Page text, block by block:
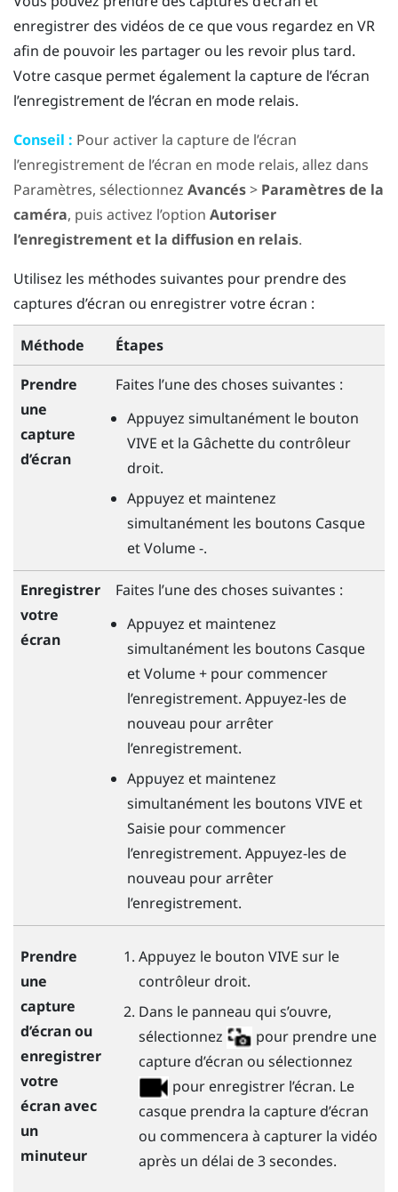
enregistrer des vidéos de ce que vous regardez en VR
afin de pouvoir les partager ou les revoir plus tard.
Votre casque permet également la capture de l’écran
l’enregistrement de l’écran en mode relais.
Conseil : Pour activer la capture de l’écran
l’enregistrement de l’écran en mode relais, allez dans
Paramètres, sélectionnez Avancés> Paramètres de la
caméra, puis activez l’option Autoriser
l’enregistrement et la diffusion en relais.
Utilisez les méthodes suivantes pour prendre des
captures d’écran ou enregistrer votre écran :
Méthode Étapes
Prendre
une
capture
d’écran
Faites l’une des choses suivantes :
Appuyez simultanément le bouton
VIVE et la Gâchettedu contrôleur
droit.
Appuyez et maintenez
simultanément les boutons Casque
etVolume -.
Enregistrer
votre
écran
Faites l’une des choses suivantes :
Appuyez et maintenez
simultanément les boutons Casque
etVolume +pour commencer
l’enregistrement. Appuyez-les de
nouveau pour arrêter
l’enregistrement.
Appuyez et maintenez
simultanément les boutons VIVE et
Saisiepour commencer
l’enregistrement. Appuyez-les de
nouveau pour arrêter
l’enregistrement.
Prendre
une
capture
d’écran ou
enregistrer
votre
écran avec
un
minuteur
Appuyez le bouton VIVE sur le
contrôleur droit.
Dans le panneau qui s’ouvre,
sélectionnez
pour prendre une
capture d’écran ou sélectionnez
pour enregistrer l’écran. Le
casque prendra la capture d’écran
ou commencera à capturer la vidéo
après un délai de 3 secondes.